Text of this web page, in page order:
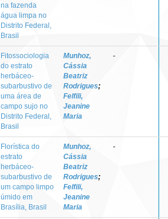
na fazenda
água limpa no
Distrito Federal,
Brasil
Fitossociologia
do estrato
herbáceo-
subarbustivo de
uma área de
campo sujo no
Distrito Federal,
Brasil
Munhoz,
Cássia
Beatriz
Rodrigues;
Felfili,
Jeanine
Maria
-
Florística do
estrato
herbáceo-
subarbustivo de
um campo limpo
úmido em
Brasília, Brasil
Munhoz,
Cássia
Beatriz
Rodrigues;
Felfili,
Jeanine
Maria
-